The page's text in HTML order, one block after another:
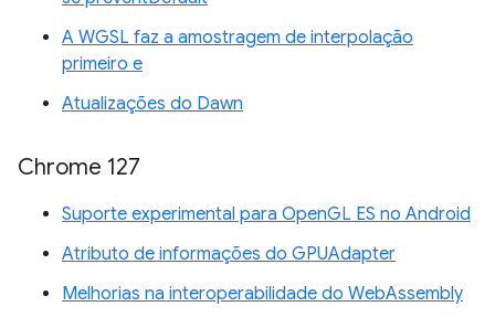
A WGSL faz a amostragem de interpolação
primeiro e
Atualizações do Dawn
Chrome 127
Suporte experimental para OpenGL ES no Android
Atributo de informações do GPUAdapter
Melhorias na interoperabilidade do WebAssembly